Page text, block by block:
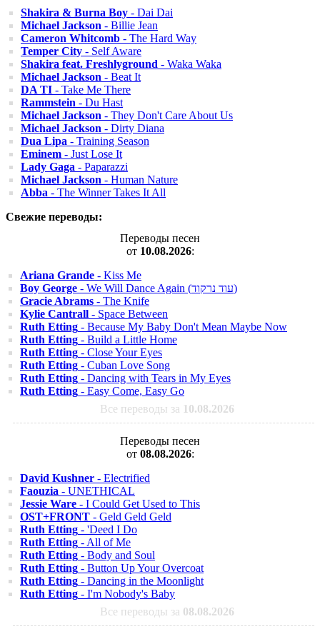
Shakira & Burna Boy - Dai Dai
Michael Jackson - Billie Jean
Cameron Whitcomb - The Hard Way
Temper City - Self Aware
Shakira feat. Freshlyground - Waka Waka
Michael Jackson - Beat It
DA TI - Take Me There
Rammstein - Du Hast
Michael Jackson - They Don't Care About Us
Michael Jackson - Dirty Diana
Dua Lipa - Training Season
Eminem - Just Lose It
Lady Gaga - Paparazzi
Michael Jackson - Human Nature
Abba - The Winner Takes It All
Свежие переводы:
Переводы песен
от 10.08.2026:
Ariana Grande - Kiss Me
Boy George
- We Will Dance Again (עוד נרקוד)
Gracie Abrams - The Knife
Kylie Cantrall - Space Between
Ruth Etting - Because My Baby Don't Mean Maybe Now
Ruth Etting - Build a Little Home
Ruth Etting - Close Your Eyes
Ruth Etting - Cuban Love Song
Ruth Etting - Dancing with Tears in My Eyes
Ruth Etting - Easy Come, Easy Go
Все переводы за 10.08.2026
Переводы песен
от 08.08.2026:
David Kushner - Electrified
Faouzia - UNETHICAL
Jessie Ware - I Could Get Used to This
OST+FRONT - Geld Geld Geld
Ruth Etting - 'Deed I Do
Ruth Etting - All of Me
Ruth Etting - Body and Soul
Ruth Etting - Button Up Your Overcoat
Ruth Etting - Dancing in the Moonlight
Ruth Etting - I'm Nobody's Baby
Все переводы за 08.08.2026